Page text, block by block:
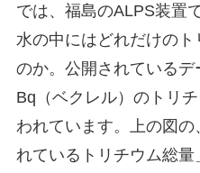
では、福島のALPS装置
水の中にはどれだけの
のか。公開されている
Bq（ベクレル）のトリ
われています。上の図
れているトリチウム総